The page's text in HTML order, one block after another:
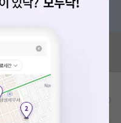
한 게시글 보러가기
비급여/급여 진료란?